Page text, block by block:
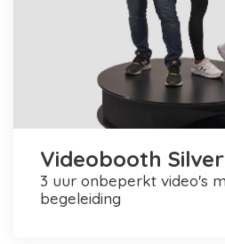
Videobooth Silver
3 uur onbeperkt video's maken + personele
begeleiding